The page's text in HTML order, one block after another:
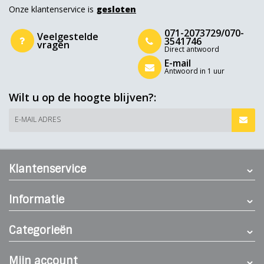
Onze klantenservice is gesloten
Veelgestelde
vragen
071-2073729/070-
3541746
Direct antwoord
E-mail
Antwoord in 1 uur
Wilt u op de hoogte blijven?:
E-MAIL ADRES
Klantenservice
Informatie
Categorieën
Mijn account